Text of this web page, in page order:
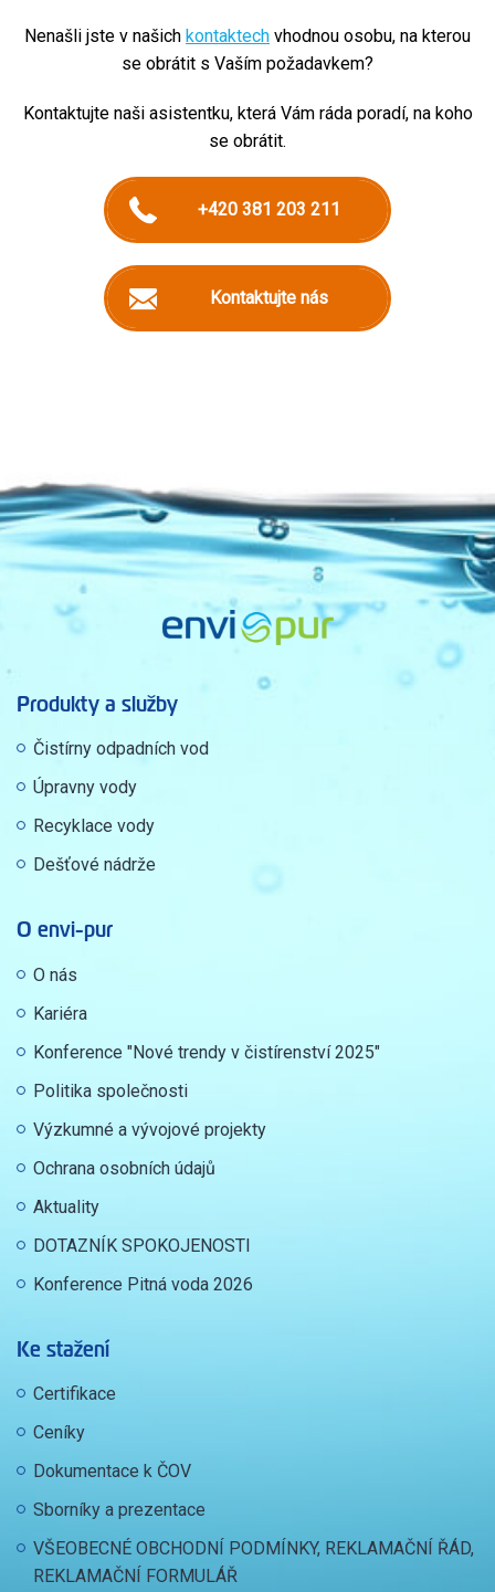
Nenašli jste v našich kontaktech vhodnou osobu, na kterou
se obrátit s Vaším požadavkem?
Kontaktujte naši asistentku, která Vám ráda poradí, na koho
se obrátit.
+420 381 203 211
Kontaktujte nás
Produkty a služby
Čistírny odpadních vod
Úpravny vody
Recyklace vody
Dešťové nádrže
O envi-pur
O nás
Kariéra
Konference "Nové trendy v čistírenství 2025"
Politika společnosti
Výzkumné a vývojové projekty
Ochrana osobních údajů
Aktuality
DOTAZNÍK SPOKOJENOSTI
Konference Pitná voda 2026
Ke stažení
Certifikace
Ceníky
Dokumentace k ČOV
Sborníky a prezentace
VŠEOBECNÉ OBCHODNÍ PODMÍNKY, REKLAMAČNÍ ŘÁD,
REKLAMAČNÍ FORMULÁŘ